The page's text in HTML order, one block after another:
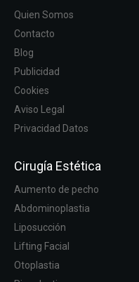
Quien Somos
Contacto
Blog
Publicidad
Cookies
Aviso Legal
Privacidad Datos
Cirugía Estética
Aumento de pecho
Abdominoplastia
Liposucción
Lifting Facial
Otoplastia